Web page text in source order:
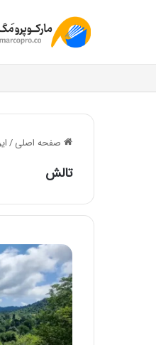
صفحه اصلی/
تالش